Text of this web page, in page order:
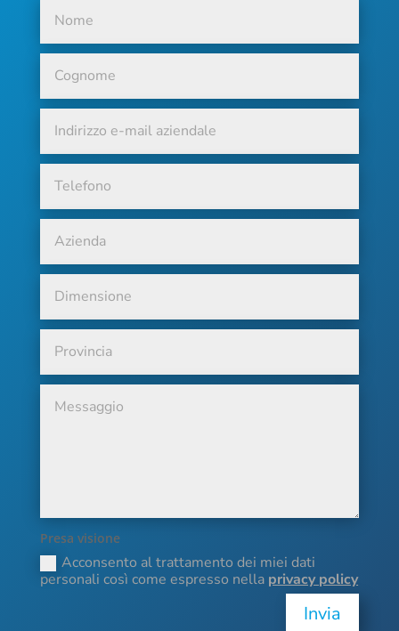
Presa visione
Acconsento al trattamento dei miei dati
personali così come espresso nella privacy policy
Invia